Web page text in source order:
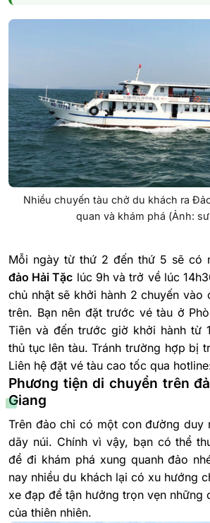
Nhiều chuyến tàu chở du khách ra
quan và khám phá (Ảnh:
Mỗi ngày từ thứ 2 đến thứ 5 sẽ có
đảo Hải Tặc lúc 9h và trở về lúc
chủ nhật sẽ khởi hành 2 chuyến vào
trên. Bạn nên đặt trước vé tàu ở
Tiên và đến trước giờ khởi hành từ
thủ tục lên tàu. Tránh trường hợp bị
Liên hệ đặt vé tàu cao tốc qua
Phương tiện di chuyển trên
Giang
Trên đảo chỉ có một con đường duy
dãy núi. Chính vì vậy, bạn có thể
để đi khám phá xung quanh đảo
nay nhiều du khách lại có xu hướng
xe đạp để tận hưởng trọn vẹn những
của thiên nhiên.